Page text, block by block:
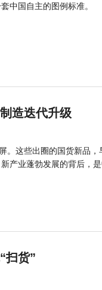
中国自主的图例标准。
造迭代升级
。这些出圈的国货新品
产业蓬勃发展的背后，是
扫货”